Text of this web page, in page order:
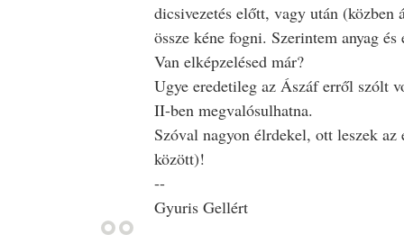
dicsivezetés előtt, vagy után
össze kéne fogni. Szerintem anyag
Van elképzelésed már?
Ugye eredetileg az Ászáf erről szólt
II-ben megvalósulhatna.
Szóval nagyon élrdekel, ott leszek az
között)!
--
Gyuris Gellért